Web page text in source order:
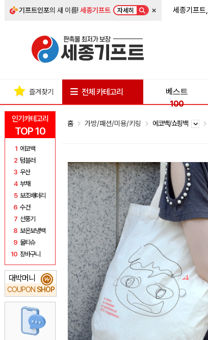
기프트인포의 새 이름!세종기프트 자세히 × 세종기프트,
인기카테고리
TOP 10
1 에코백
2 텀블러
3 우산
4 부채
5 보조배터리
6 수건
7 선풍기
8 보온보냉백
9 물티슈
10 장바구니
대박머니
COUPON SHOP
₩
즐겨찾기 전체 카테고리
베스트
100
홈 가방/패션/미용/키링 에코백/쇼핑백